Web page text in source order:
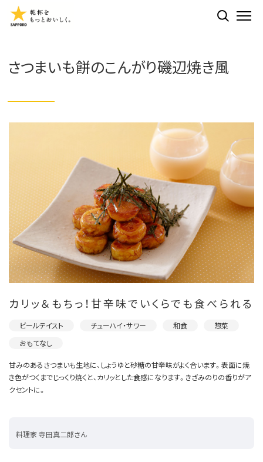
検索する
さつまいも餅のこんがり磯辺焼き風
カリッ＆もちっ！甘辛味でいくらでも食べられる
ビールテイスト チューハイ・サワー 和食
惣菜
おもてなし
甘みのあるさつまいも生地に、しょうゆと砂糖の甘辛味がよく合います。表面に焼
き色がつくまでじっくり焼くと、カリッとした食感になります。きざみのりの香りがア
クセントに。
料理家 寺田真二郎さん